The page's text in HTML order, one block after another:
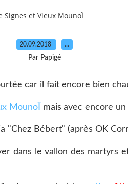
Signes et Vieux MounoÏ
20.09.2018 …
Par Papigé
car il fait encore bien
MounoÏ mais avec encore
"Chez Bébert" (après OK
dans le vallon des martyrs